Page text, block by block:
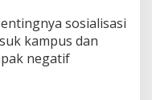
sosialisasi
kampus dan
negatif